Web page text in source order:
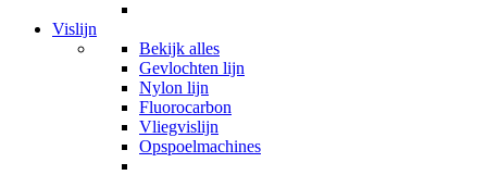
Vislijn
Bekijk alles
Gevlochten lijn
Nylon lijn
Fluorocarbon
Vliegvislijn
Opspoelmachines